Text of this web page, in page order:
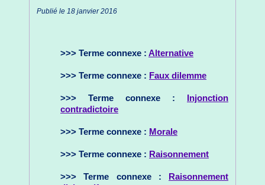
Publié le 18 janvier 2016
>>> Terme connexe : Alternative
>>> Terme connexe : Faux dilemme
>>> Terme connexe :
Injonction
contradictoire
>>> Terme connexe : Morale
>>> Terme connexe : Raisonnement
>>> Terme connexe :
Raisonnement